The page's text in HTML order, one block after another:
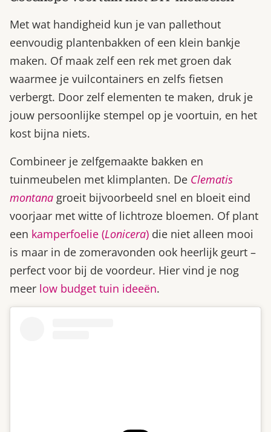
Met wat handigheid kun je van pallethout
eenvoudig plantenbakken of een klein bankje
maken. Of maak zelf een rek met groen dak
waarmee je vuilcontainers en zelfs fietsen
verbergt. Door zelf elementen te maken, druk je
jouw persoonlijke stempel op je voortuin, en het
kost bijna niets.
Combineer je zelfgemaakte bakken en
tuinmeubelen met klimplanten. De Clematis
montana groeit bijvoorbeeld snel en bloeit eind
voorjaar met witte of lichtroze bloemen. Of plant
een kamperfoelie (Lonicera) die niet alleen mooi
is maar in de zomeravonden ook heerlijk geurt –
perfect voor bij de voordeur. Hier vind je nog
meer low budget tuin ideeën.